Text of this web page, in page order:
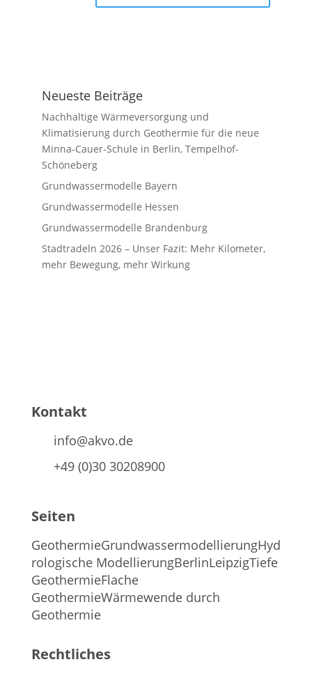
Neueste Beiträge
Nachhaltige Wärmeversorgung und
Klimatisierung durch Geothermie für die neue
Minna-Cauer-Schule in Berlin, Tempelhof-
Schöneberg
Grundwassermodelle Bayern
Grundwassermodelle Hessen
Grundwassermodelle Brandenburg
Stadtradeln 2026 – Unser Fazit: Mehr Kilometer,
mehr Bewegung, mehr Wirkung
Kontakt
info@akvo.de
+49 (0)30 30208900
Seiten
GeothermieGrundwassermodellierungHyd
rologische ModellierungBerlinLeipzigTiefe
GeothermieFlache
GeothermieWärmewende durch
Geothermie
Rechtliches